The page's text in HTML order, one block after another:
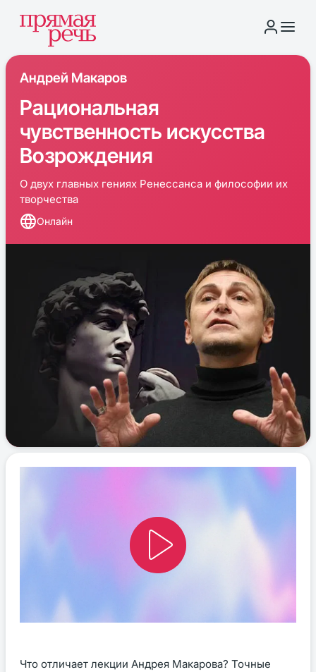
Андрей Макаров
Рациональная
чувственность искусства
Возрождения
О двух главных гениях Ренессанса и философии их
творчества
Онлайн
Что отличает лекции Андрея Макарова? Точные